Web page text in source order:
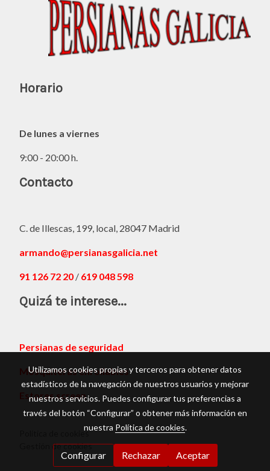
Horario
De lunes a viernes
9:00 - 20:00 h.
Contacto
C. de Illescas, 199, local, 28047 Madrid
armando@persianasgalicia.net
91 126 72 20 / 619 048 598
Quizá te interese...
Persianas de seguridad
Mosquiteras enrollables
Estores screen
Política de cookies
Gestión de cookies
Utilizamos cookies propias y terceros para obtener datos
estadísticos de la navegación de nuestros usuarios y mejorar
nuestros servicios. Puedes configurar tus preferencias a
través del botón “Configurar” o obtener más información en
nuestra Política de cookies.
Configurar Rechazar Aceptar